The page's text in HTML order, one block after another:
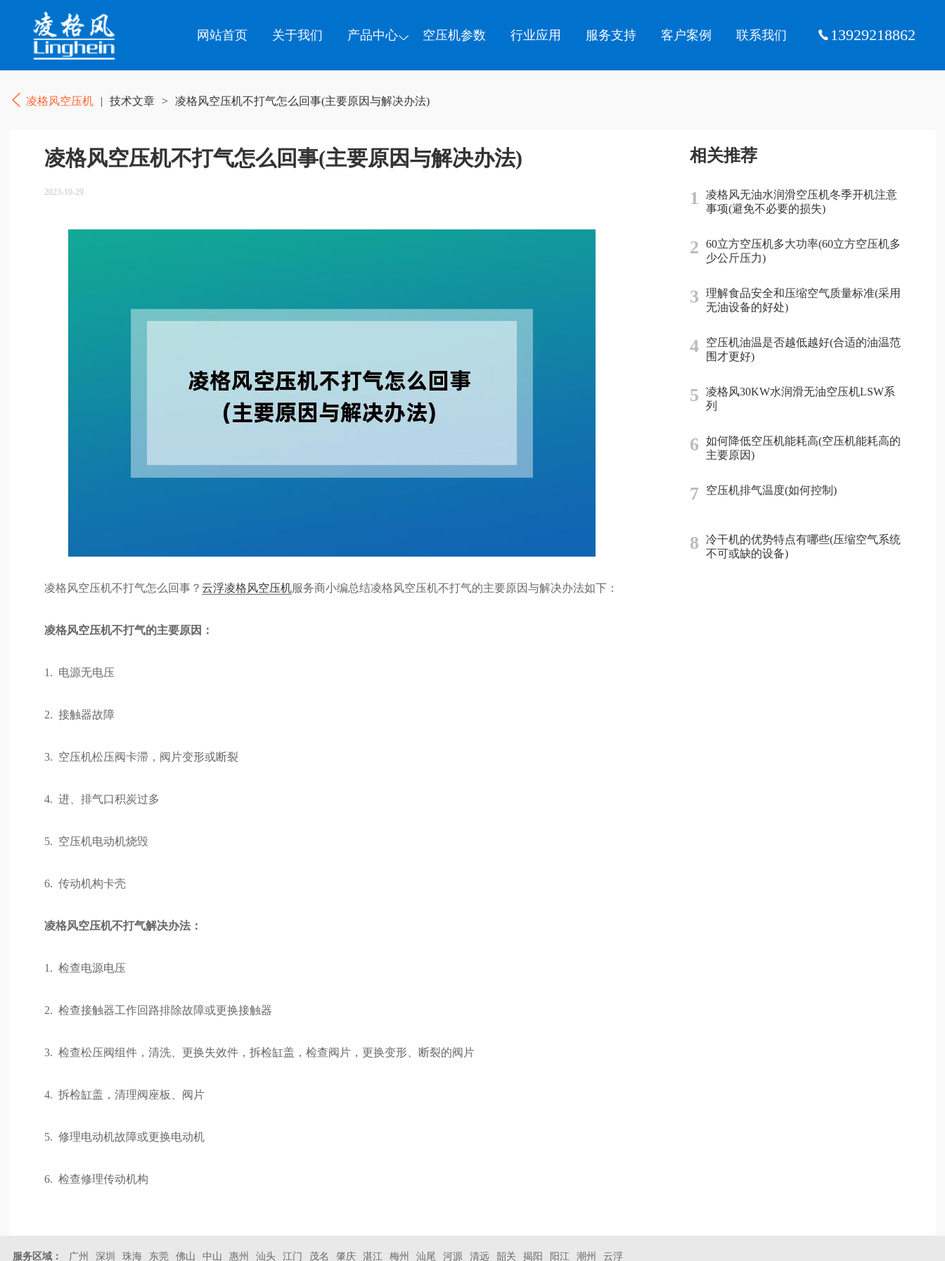
网站首页 关于我们 产品中心 空压机参数 行业应用 服务支持 客户案例 联系我们 13929218862
凌格风空压机 | 技术文章 > 凌格风空压机不打气怎么回事(主要原因与解决办法)
凌格风空压机不打气怎么回事(主要原因与解决办法)
2023-10-29
凌格风空压机不打气怎么回事？云浮凌格风空压机服务商小编总结凌格风空压机不打气的主要原因与解决办法如下：
凌格风空压机不打气的主要原因：
1. 电源无电压
2. 接触器故障
3. 空压机松压阀卡滞，阀片变形或断裂
4. 进、排气口积炭过多
5. 空压机电动机烧毁
6. 传动机构卡壳
凌格风空压机不打气解决办法：
1. 检查电源电压
2. 检查接触器工作回路排除故障或更换接触器
3. 检查松压阀组件，清洗、更换失效件，拆检缸盖，检查阀片，更换变形、断裂的阀片
4. 拆检缸盖，清理阀座板、阀片
5. 修理电动机故障或更换电动机
6. 检查修理传动机构
相关推荐
1
凌格风无油水润滑空压机冬季开机注意
事项(避免不必要的损失)
2
60立方空压机多大功率(60立方空压机多
少公斤压力)
3
理解食品安全和压缩空气质量标准(采用
无油设备的好处)
4
空压机油温是否越低越好(合适的油温范
围才更好)
5
凌格风30KW水润滑无油空压机LSW系
列
6
如何降低空压机能耗高(空压机能耗高的
主要原因)
7 空压机排气温度(如何控制)
8
冷干机的优势特点有哪些(压缩空气系统
不可或缺的设备)
服务区域： 广州 深圳 珠海 东莞 佛山 中山 惠州 汕头 江门 茂名 肇庆 湛江 梅州 汕尾 河源 清远 韶关 揭阳 阳江 潮州 云浮